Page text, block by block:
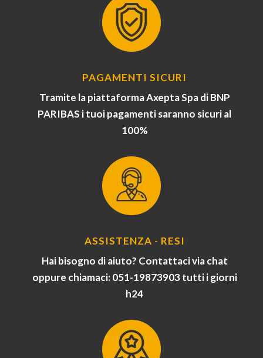
PAGAMENTI SICURI
Tramite la piattaforma Axepta Spa di BNP
PARIBAS i tuoi pagamenti saranno sicuri al
100%
ASSISTENZA - RESI
Hai bisogno di aiuto? Contattaci via chat
oppure chiamaci: 051-19873903 tutti i giorni
h24